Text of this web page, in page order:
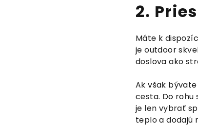
2.
Máte k
je outdoor
doslova ako
Ak však
cesta. Do
je len vybrať
teplo a dodajú